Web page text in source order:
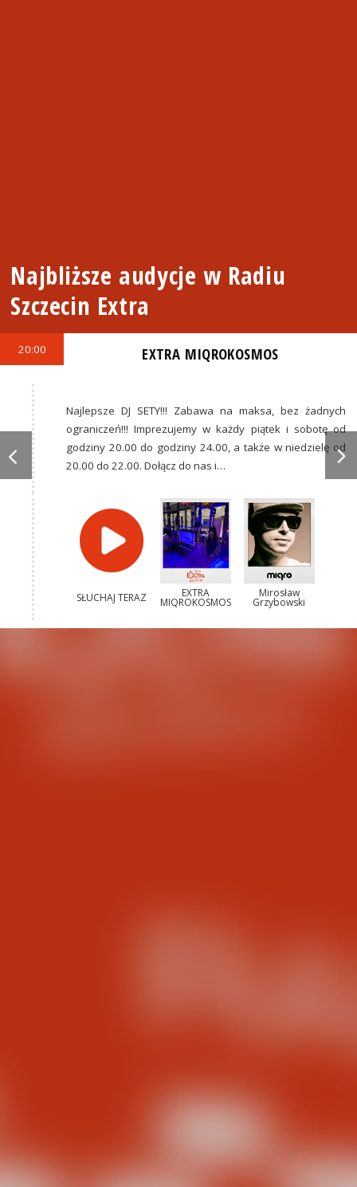
Najbliższe audycje w Radiu
Szczecin Extra
20:00 EXTRA MIQROKOSMOS
Najlepsze DJ SETY!!! Zabawa na maksa, bez żadnych
ograniczeń!!! Imprezujemy w każdy piątek i sobotę od
godziny 20.00 do godziny 24.00, a także w niedzielę od
20.00 do 22.00. Dołącz do nas i…
SŁUCHAJ TERAZ EXTRA
MIQROKOSMOS
Mirosław
Grzybowski